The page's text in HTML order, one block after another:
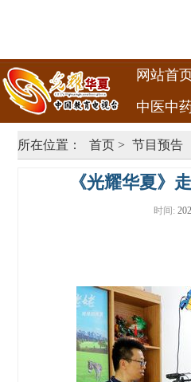
网站首
中医中
所在位置： 首页 > 节目预告
《光耀华夏》
时间: